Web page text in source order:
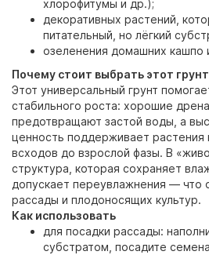
хлорофитумы и др.);
декоративных растений,
питательный, но лёгкий
озеленения домашних кашпо
Почему стоит выбрать этот грунт
Этот универсальный грунт
стабильного роста: хорошие
предотвращают застой воды, а
ценность поддерживает растения
всходов до взрослой фазы. В
структура, которая сохраняет
допускает переувлажнения — что
рассады и плодоносящих культур.
Как использовать
для посадки рассады:
субстратом, посадите